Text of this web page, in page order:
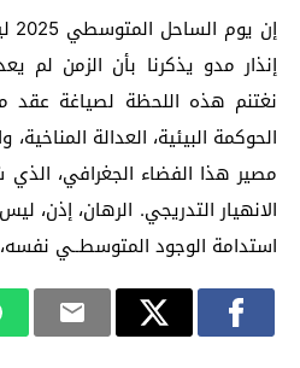
إنذار مدو يذكرنا بأن الزمن لم
نغتنم هذه اللحظة لصياغة
الحوكمة البيئية، العدالة
مصير هذا الفضاء الجغرافي،
الانهيار التدريجي. الرهان، إذن،
استدامة الوجود المتوسطــي نفسه،